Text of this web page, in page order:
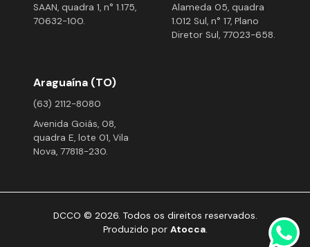
SAAN, quadra 1, n° 1.175,
70632-100.
Alameda 05, quadra
1.012 Sul, n° 17, Plano
Diretor Sul, 77023-658.
Araguaína (TO)
(63) 2112-8080
Avenida Goiás, 08,
quadra E, lote 01, Vila
Nova, 77818-230.
DCCO © 2026. Todos os direitos reservados.
Produzido por Atocca.